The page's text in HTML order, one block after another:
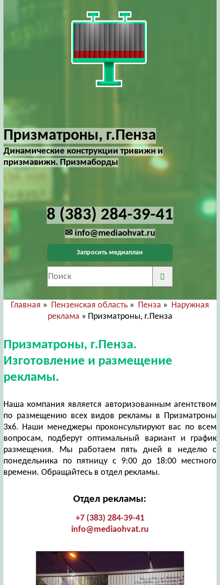
Призматроны, г.Пенза
Динамические конструкции тривижн и
призмавижн. Призмаборды
8 (383) 284-39-41
✉ info@mediaohvat.ru
Запросить медиаплан
Главная » Пензенская область» Пенза » Наружная
реклама » Призматроны, г.Пенза
Призматроны, г.Пенза.
Изготовление и размещение
рекламы.
Наша компания является авторизованным агентством
по размещению всех видов рекламы в Призматроны
3х6. Наши менеджеры проконсультируют вас по всем
вопросам, подберут оптимальный вариант и график
размещения. Мы работаем пять дней в неделю с
понедельника по пятницу с 9:00 до 18:00 местного
времени. Обращайтесь в отдел рекламы.
Отдел рекламы:
+7 (383) 284-39-41
info@mediaohvat.ru